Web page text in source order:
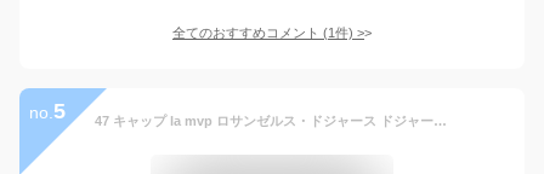
全てのおすすめコメント (1件) >
no. 5 47 キャップ la mvp ロサンゼルス・ドジャース ドジャース '47 47brand 春夏 秋冬 フォーティセブン ブランド ロゴキャップ メジャーリーグ ベースボールキャップ ブラック × ブラックロゴ 10代 20代 30代 40代 誕生日 プレゼント ラッピング無料 [ baseball cap ]